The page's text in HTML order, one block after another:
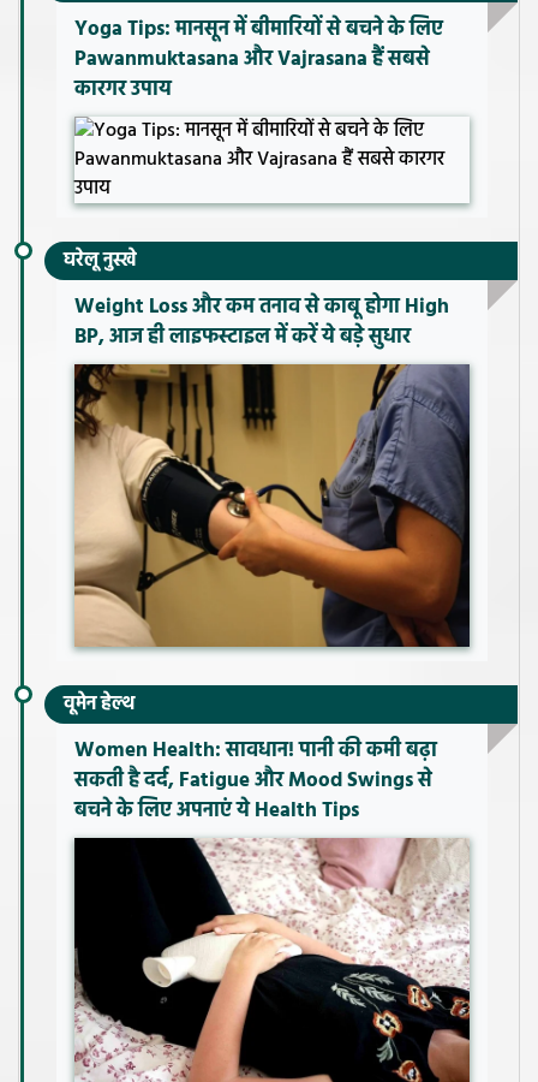
Yoga Tips: मानसून में बीमारियों से बचने के लिए
Pawanmuktasana और Vajrasana हैं सबसे
कारगर उपाय
घरेलू नुस्खे
Weight Loss और कम तनाव से काबू होगा High
BP, आज ही लाइफस्टाइल में करें ये बड़े सुधार
वूमेन हेल्थ
Women Health: सावधान! पानी की कमी बढ़ा
सकती है दर्द, Fatigue और Mood Swings से
बचने के लिए अपनाएं ये Health Tips